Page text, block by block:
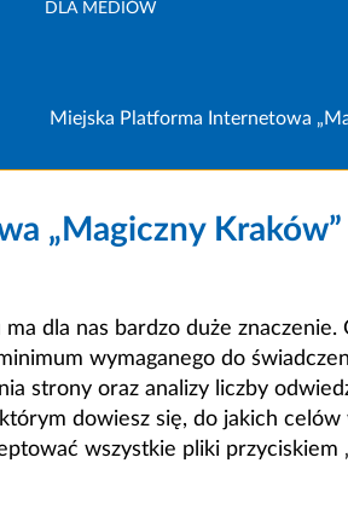
DLA MEDIÓW
Miejska Platforma Internetowa
„Magiczny Kraków”
dla nas bardzo duże
wymaganego do
strony oraz analizy liczby
dowiesz się, do jakich
wszystkie pliki przyciskiem